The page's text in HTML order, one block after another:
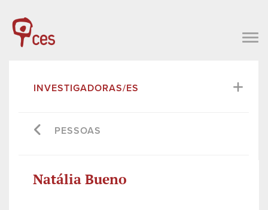
INVESTIGADORAS/ES
PESSOAS
Natália Bueno